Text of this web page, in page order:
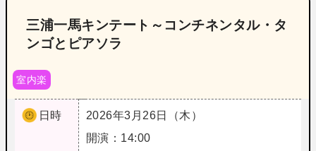
三浦一馬キンテート～コンチネンタル・タ
ンゴとピアソラ
室内楽
日時
2026年3月26日（木）
開演：14:00